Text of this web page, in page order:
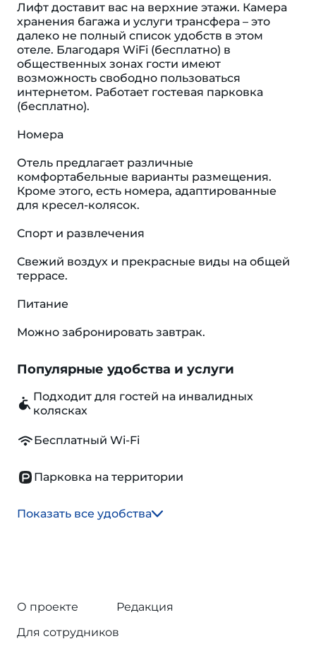
Лифт доставит вас на верхние этажи. Камера
хранения багажа и услуги трансфера – это
далеко не полный список удобств в этом
отеле. Благодаря WiFi (бесплатно) в
общественных зонах гости имеют
возможность свободно пользоваться
интернетом. Работает гостевая парковка
(бесплатно).
Номера
Отель предлагает различные
комфортабельные варианты размещения.
Кроме этого, есть номера, адаптированные
для кресел-колясок.
Спорт и развлечения
Свежий воздух и прекрасные виды на общей
террасе.
Питание
Можно забронировать завтрак.
Популярные удобства и услуги
Подходит для гостей на инвалидных
колясках
Бесплатный Wi-Fi
Парковка на территории
Показать все удобства
О проекте
Редакция
Для сотрудников